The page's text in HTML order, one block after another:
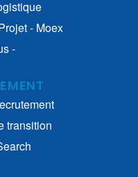
- Moex
-
transition